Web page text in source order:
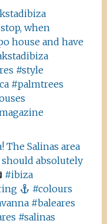
when
house and have
#style
#palmtrees
The Salinas area
absolutely
#ibiza
#colours
#baleares
#salinas